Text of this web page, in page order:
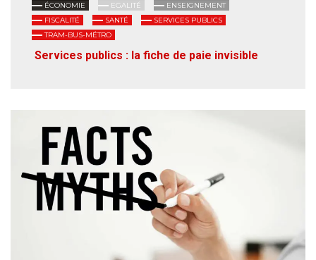
ÉCONOMIE
EGALITÉ
ENSEIGNEMENT
FISCALITÉ
SANTÉ
SERVICES PUBLICS
TRAM-BUS-MÉTRO
Services publics : la fiche de paie invisible